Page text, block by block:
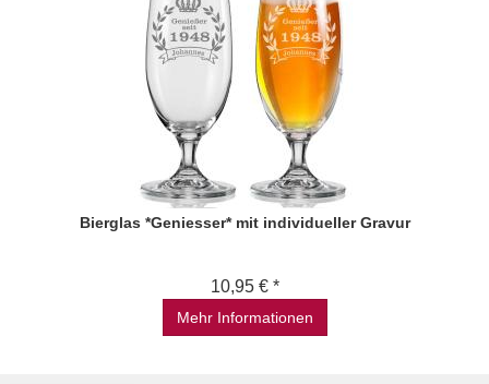
Bierglas *Geniesser* mit individueller Gravur
10,95 € *
Mehr Informationen